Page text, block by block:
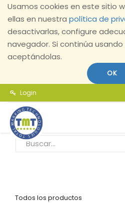
Usamos cookies en este sitio
ellas en nuestra política de
desactivarlas, configure
navegador. Si continúa
aceptándolas.
OK
Login
Todos los productos